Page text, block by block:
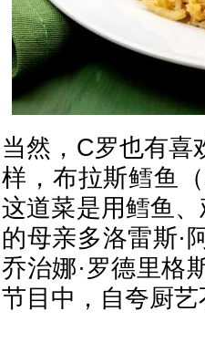
当然，C罗也有喜
样， 布拉斯鳕鱼
这道菜是用鳕鱼
的母亲多洛雷斯·
乔治娜·罗德里格
节目中，自夸厨艺